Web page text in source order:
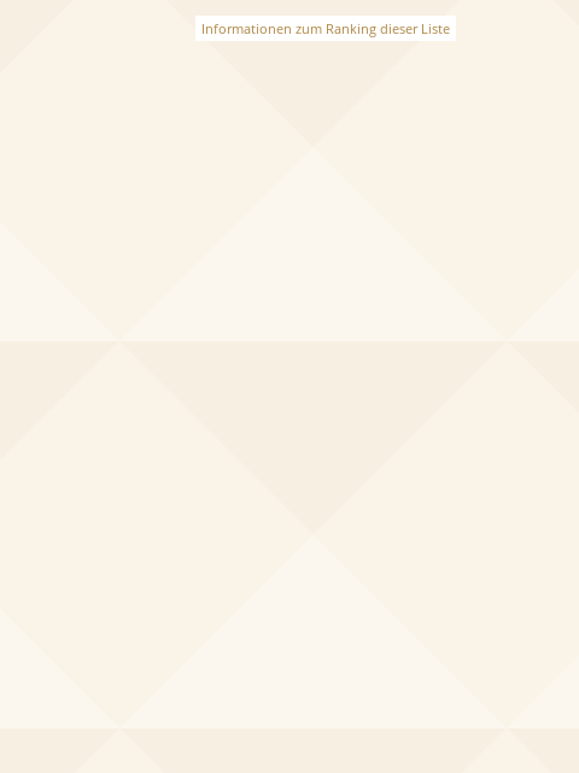
Informationen zum Ranking dieser Liste